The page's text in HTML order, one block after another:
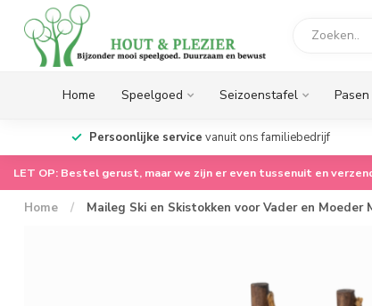
Home Speelgoed Seizoenstafel Pasen
Persoonlijke service vanuit ons familiebedrijf
LET OP: Bestel gerust, maar we zijn er even tussenuit en
Home / Maileg Ski en Skistokken voor Vader en Moeder